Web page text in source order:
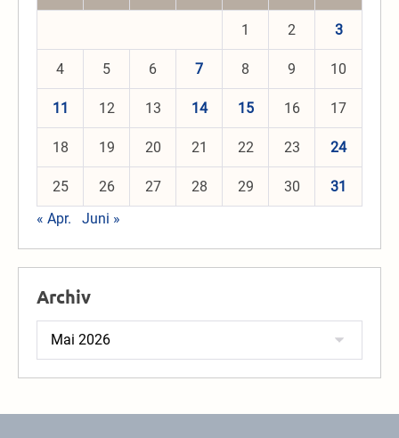
1 2 3
4 5 6 7 8 9 10
11 12 13 14 15 16 17
18 19 20 21 22 23 24
25 26 27 28 29 30
31
« Apr.
Juni »
Archiv
Archiv